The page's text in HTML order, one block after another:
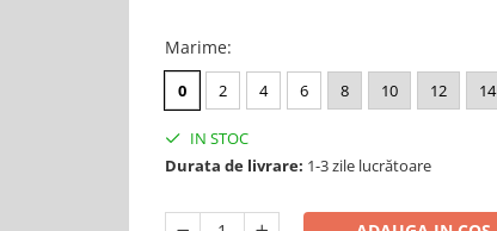
Marime:
0 2 4 6 8 10 12 14
IN STOC
Durata de livrare: 1-3 zile lucrătoare